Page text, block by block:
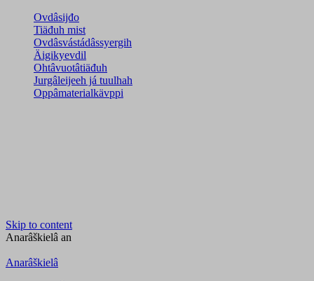
Ovdâsijđo
Tiäđuh mist
Ovdâsvástádâssyergih
Äigikyevdil
Ohtâvuotâtiäđuh
Jurgâleijeeh já tuulhah
Oppâmaterialkävppi
Skip to content
Anarâškielâ an
Anarâškielâ